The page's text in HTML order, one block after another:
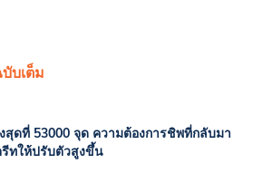
บเต็ม
ดที่ 53000 จุด ความต้องการชิพที่กลับมา
ทให้ปรับตัวสูงขึ้น